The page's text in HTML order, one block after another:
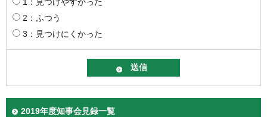
1：見つけやすかった
2：ふつう
3：見つけにくかった
2019年度知事会見録一覧